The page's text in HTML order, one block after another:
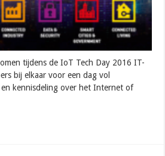
tijdens de IoT Tech Day 2016 IT-
bij elkaar voor een dag vol
kennisdeling over het Internet of